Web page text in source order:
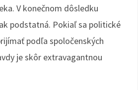
V konečnom dôsledku
podstatná. Pokiaľ sa politické
podľa spoločenských
je skôr extravagantnou